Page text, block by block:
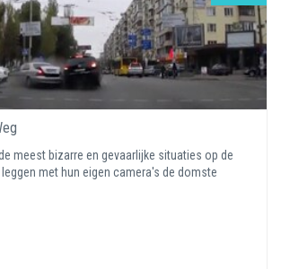
meest bizarre en gevaarlijke situaties op de
met hun eigen camera's de domste